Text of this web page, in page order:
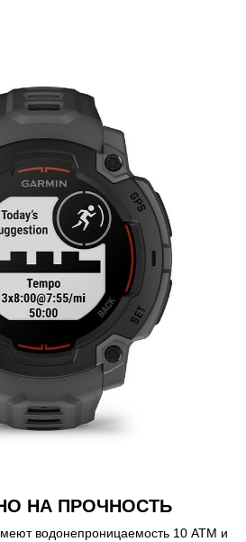
НА ПРОЧНОСТЬ
водонепроницаемость 10 АТМ и